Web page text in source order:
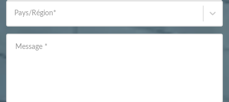
Pays/Région*
Message *